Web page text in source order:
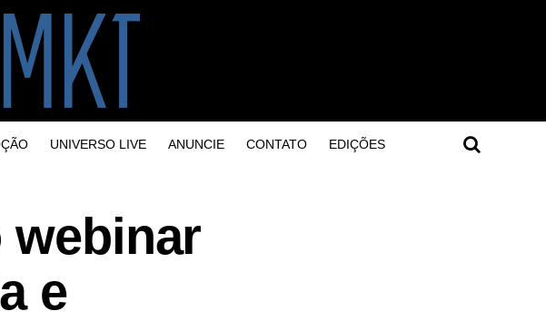
UNIVERSO LIVE ANUNCIE CONTATO EDIÇÕES
webinar
e